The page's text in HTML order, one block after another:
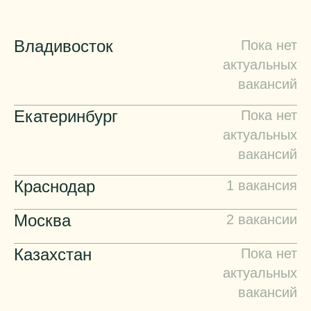
Владивосток
Пока нет
актуальных
вакансий
Екатеринбург
Пока нет
актуальных
вакансий
Краснодар 1 вакансия
Менеджер по продажам в
пищевой отрасли
Москва 2 вакансии
Кладовщик-комплектовщик
(с функциями водителя
Казахстан
Пока нет
актуальных
вакансий